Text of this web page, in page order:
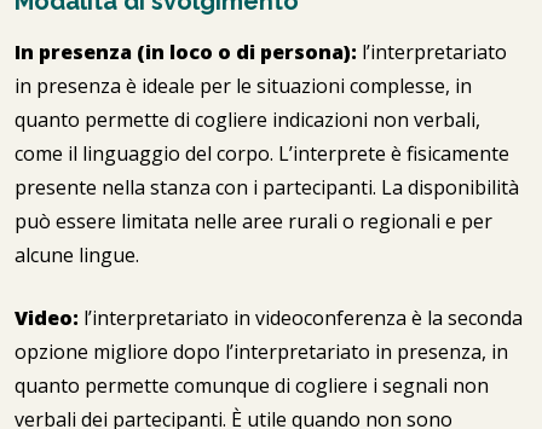
In presenza (in loco o di persona): l’interpretariato
in presenza è ideale per le situazioni complesse, in
quanto permette di cogliere indicazioni non verbali,
come il linguaggio del corpo. L’interprete è fisicamente
presente nella stanza con i partecipanti. La disponibilità
può essere limitata nelle aree rurali o regionali e per
alcune lingue.
Video: l’interpretariato in videoconferenza è la seconda
opzione migliore dopo l’interpretariato in presenza, in
quanto permette comunque di cogliere i segnali non
verbali dei partecipanti. È utile quando non sono